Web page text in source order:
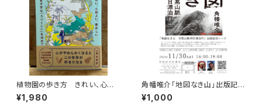
植物園の歩き方 きれい、心地
よい、愛おしい さまざまな「うつ
くしい」を求めて
¥1,980
角幡唯介「地図なき山」出版記念
トークイベント録画視聴権
¥1,000